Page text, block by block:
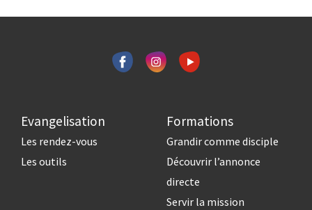
Evangelisation
Les rendez-vous
Les outils
Formations
Grandir comme disciple
Découvrir l’annonce
directe
Servir la mission